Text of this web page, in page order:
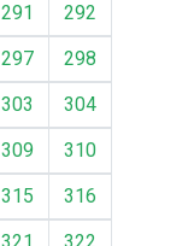
291
292
297
298
303
304
309
310
315
316